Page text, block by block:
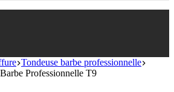
Tondeuse barbe professionnelle
Professionnelle T9